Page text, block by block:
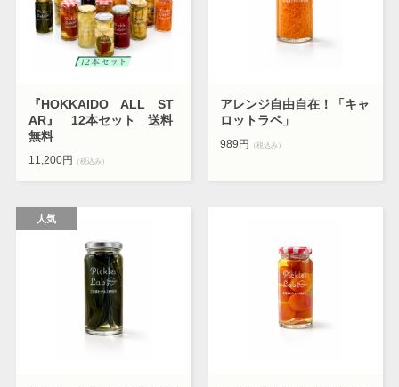
『HOKKAIDO ALL ST
AR』 12本セット 送料
無料
11,200円 （税込み）
アレンジ自由自在！「キャ
ロットラペ」
989円 （税込み）